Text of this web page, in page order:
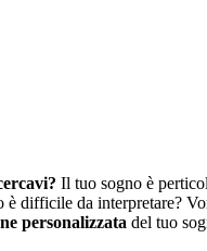
Il tuo sogno è
è difficile da interpretare?
personalizzata del tuo